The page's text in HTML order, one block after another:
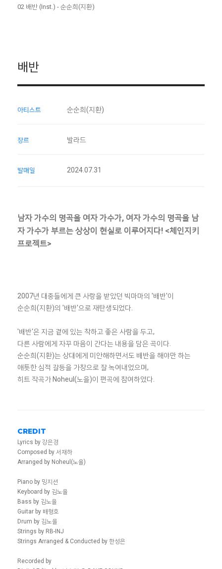
02 배반 (Inst.) - 순순희(지환)
배반
아티스트 순순희(지환)
장르 발라드
발매일 2024.07.31
남자 가수의 명곡을 여자 가수가, 여자 가수의 명곡을 남
자 가수가 부르는 상상이 현실로 이루어지다! <체인지키
프로젝트>
2007년 대중들에게 큰 사랑을 받았던 빅마마의 '배반'이
순순희(지환)의 '배반'으로 재탄생되었다.
'배반'은 지금 곁에 있는 착하고 좋은 사람을 두고,
다른 사람에게 자꾸 마음이 간다는 내용을 담은 곡이다.
순순희(지환)는 상대에게 미안해하면서도 배반을 해야만 하는
애틋한 심적 갈등을 가창으로 잘 녹여내었으며,
히트 작곡가 Noheul(노을)이 편곡에 참여하였다.
CREDIT
Lyrics by 강은경
Composed by 서재하
Arranged by Noheul(노을)
Piano by 밍지션
Keyboard by 김노을
Bass by 김노을
Guitar by 배형호
Drum by 김노을
Strings by RB-INJ
Strings Arranged & Conducted by 한성은
Recorded by